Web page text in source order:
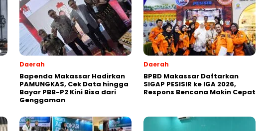
Daerah
Bapenda Makassar Hadirkan
PAMUNGKAS, Cek Data hingga
Bayar PBB-P2 Kini Bisa dari
Genggaman
Daerah
BPBD Makassar Daftarkan
SIGAP PESISIR ke IGA 2026,
Respons Bencana Makin Cepat